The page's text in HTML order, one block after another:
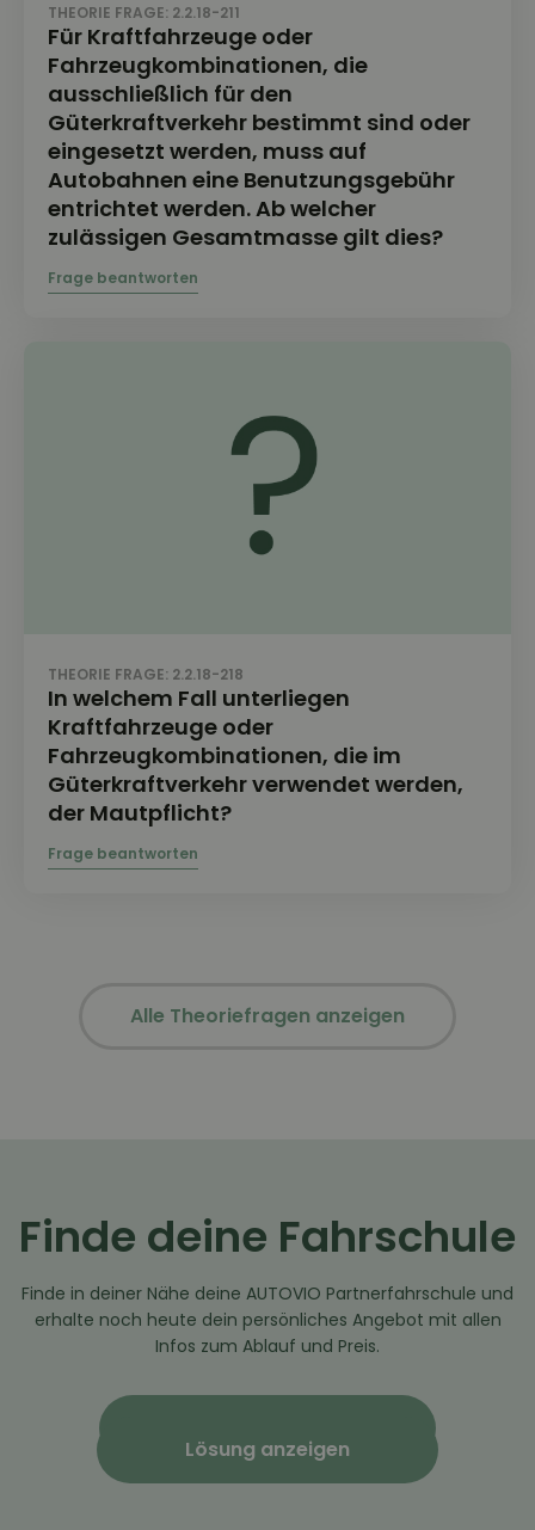
Lösung anzeigen
THEORIE FRAGE: 2.2.18-211
Für Kraftfahrzeuge oder
Fahrzeugkombinationen, die
ausschließlich für den
Güterkraftverkehr bestimmt sind oder
eingesetzt werden, muss auf
Autobahnen eine Benutzungsgebühr
entrichtet werden. Ab welcher
zulässigen Gesamtmasse gilt dies?
THEORIE FRAGE: 2.2.18-218
In welchem Fall unterliegen
Kraftfahrzeuge oder
Fahrzeugkombinationen, die im
Güterkraftverkehr verwendet werden,
der Mautpflicht?
Alle Theoriefragen anzeigen
Finde deine Fahrschule
Finde in deiner Nähe deine AUTOVIO Partnerfahrschule und
erhalte noch heute dein persönliches Angebot mit allen
Infos zum Ablauf und Preis.